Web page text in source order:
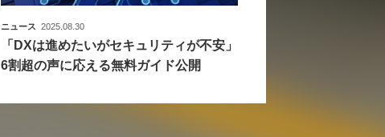
ニュース 2025.08.30
「DXは進めたいがセキュリティが不安」
6割超の声に応える無料ガイド公開